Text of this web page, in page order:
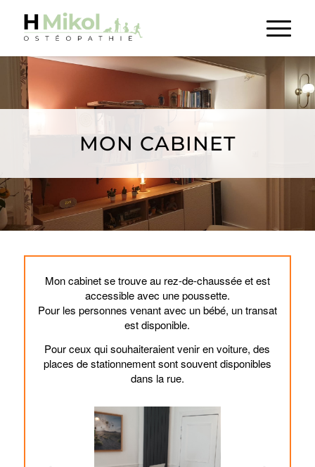
MON CABINET
Mon cabinet se trouve au rez-de-chaussée et est
accessible avec une poussette.
Pour les personnes venant avec un bébé, un transat
est disponible.
Pour ceux qui souhaiteraient venir en voiture, des
places de stationnement sont souvent disponibles
dans la rue.